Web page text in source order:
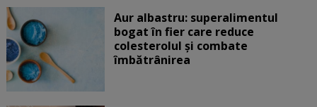
Aur albastru: superalimentul
bogat în fier care reduce
colesterolul și combate
îmbătrânirea